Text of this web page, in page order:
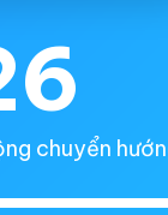
chuyển